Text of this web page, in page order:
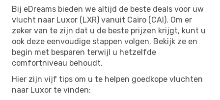
Bij eDreams bieden we altijd de beste deals voor uw
vlucht naar Luxor (LXR) vanuit Caïro (CAI). Om er
zeker van te zijn dat u de beste prijzen krijgt, kunt u
ook deze eenvoudige stappen volgen. Bekijk ze en
begin met besparen terwijl u hetzelfde
comfortniveau behoudt.
Hier zijn vijf tips om u te helpen goedkope vluchten
naar Luxor te vinden: